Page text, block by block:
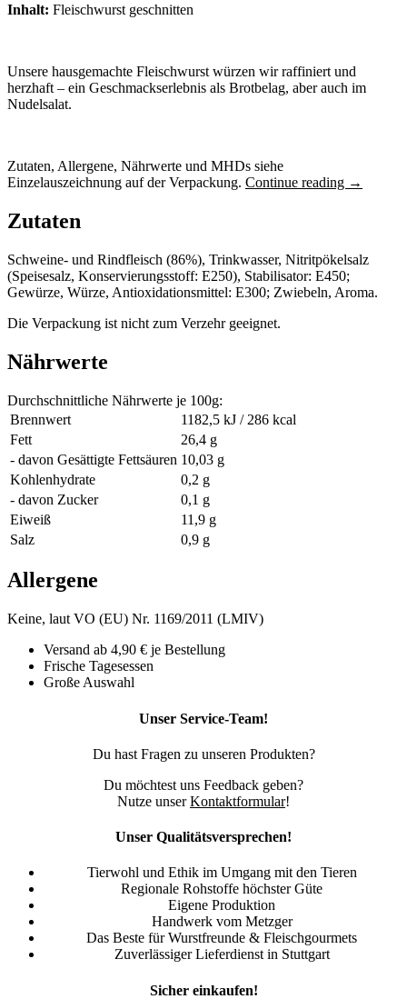
Inhalt: Fleischwurst geschnitten
Unsere hausgemachte Fleischwurst würzen wir raffiniert und
herzhaft – ein Geschmackserlebnis als Brotbelag, aber auch im
Nudelsalat.
Zutaten, Allergene, Nährwerte und MHDs siehe
Einzelauszeichnung auf der Verpackung. Continue reading →
Zutaten
Schweine- und Rindfleisch (86%), Trinkwasser, Nitritpökelsalz
(Speisesalz, Konservierungsstoff: E250), Stabilisator: E450;
Gewürze, Würze, Antioxidationsmittel: E300; Zwiebeln, Aroma.
Die Verpackung ist nicht zum Verzehr geeignet.
Nährwerte
Durchschnittliche Nährwerte je 100g:
Brennwert
1182,5 kJ / 286 kcal
Fett
26,4 g
- davon Gesättigte Fettsäuren 10,03 g
Kohlenhydrate
0,2 g
- davon Zucker
0,1 g
Eiweiß
11,9 g
Salz
0,9 g
Allergene
Keine, laut VO (EU) Nr. 1169/2011 (LMIV)
Versand ab 4,90 € je Bestellung
Frische Tagesessen
Große Auswahl
Unser Service-Team!
Du hast Fragen zu unseren Produkten?
Du möchtest uns Feedback geben?
Nutze unserKontaktformular!
Unser Qualitätsversprechen!
Tierwohl und Ethik im Umgang mit den Tieren
Regionale Rohstoffe höchster Güte
Eigene Produktion
Handwerk vom Metzger
Das Beste für Wurstfreunde & Fleischgourmets
Zuverlässiger Lieferdienst in Stuttgart
Sicher einkaufen!